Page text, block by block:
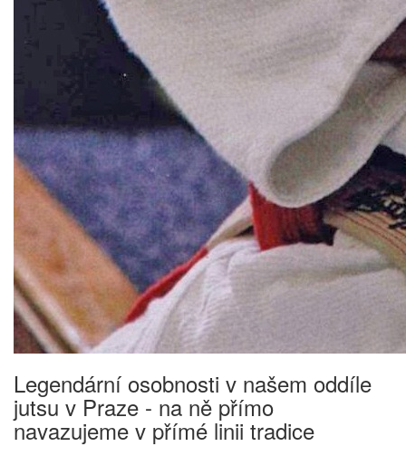
Legendární osobnosti v našem oddíle
jutsu v Praze - na ně přímo
navazujeme v přímé linii tradice